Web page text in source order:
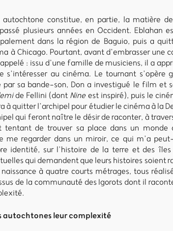
autochtone constitue, en partie, la matière
plusieurs années en Occident. Eblahan
dans la région de Baguio, puis a
à Chicago. Pourtant, avant d’embrasser une
: issu d’une famille de musiciens, il a
s’intéresser au cinéma. Le tournant s’opère
par sa bande-son, Don a investigué le film et
de Fellini (dontNineest inspiré), puis le
à quitter l’archipel pour étudier le cinéma à la
qui feront naître le désir de raconter, à
tentant de trouver sa place dans un
me regarder dans un miroir, ce qui m’a
identité, sur l’histoire de la terre et des
qui demandent que leurs histoires soient
à quatre courts métrages, tous
de la communauté des Igorots dont il
autochtones leur complexité